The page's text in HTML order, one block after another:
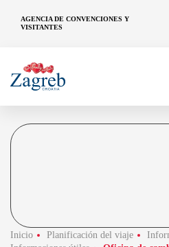
AGENCIA DE CONVENCIONES Y
VISITANTES
Inicio Planificación del viaje